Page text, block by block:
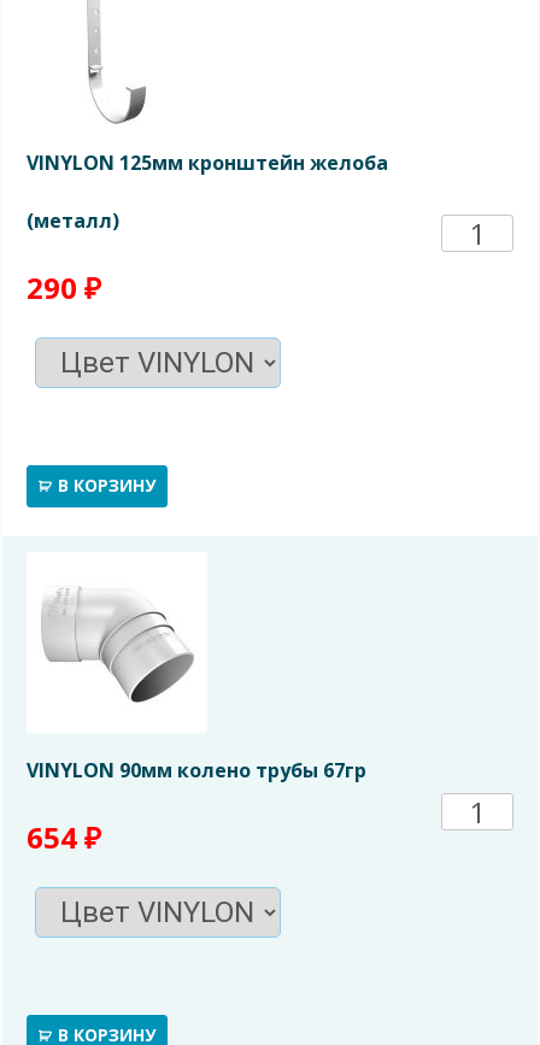
VINYLON 125мм кронштейн желоба
(металл)
290 ₽
В КОРЗИНУ
VINYLON 90мм колено трубы 67гр
654₽
В КОРЗИНУ